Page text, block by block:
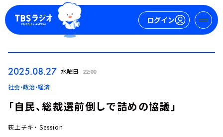
ログイン
2025.08.27 水曜日 22:00
社会・政治・経済
「自民、総裁選前倒しで詰めの協議」
荻上チキ・ Session